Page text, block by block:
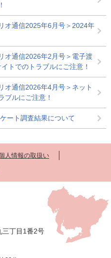
オ通信2025年6月号＞2024年
オ通信2026年2月号＞電子渡
トでのトラブルにご注意！
オ通信2026年4月号＞ネット
ブルにご注意！
ート調査結果について
人情報の取扱い
三丁目1番2号